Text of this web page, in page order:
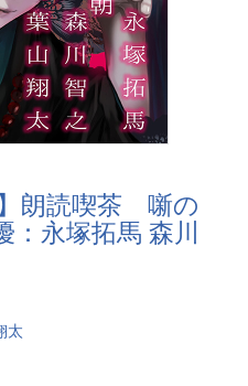
朗読喫茶 噺の
永塚拓馬 森川
太